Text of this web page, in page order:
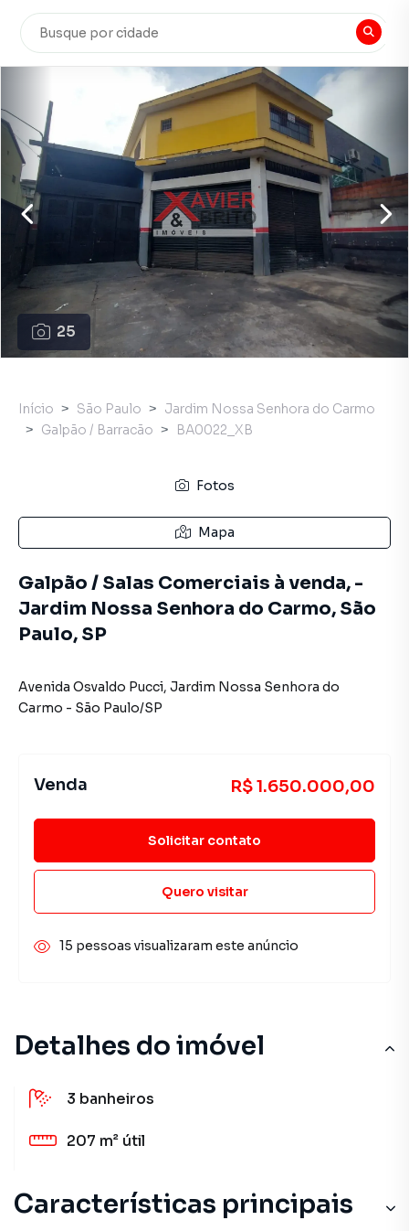
25
Detalhes do imóvel
3 banheiros
207 m² útil
Características principais
Início São Paulo
Jardim Nossa Senhora do Carmo
Galpão / Barracão
BA0022_XB
Fotos
Mapa
Galpão / Salas Comerciais à venda, -
Jardim Nossa Senhora do Carmo, São
Paulo, SP
Avenida Osvaldo Pucci, Jardim Nossa Senhora do
Carmo - São Paulo/SP
Venda R$ 1.650.000,00
Solicitar contato
Quero visitar
15 pessoas visualizaram este anúncio